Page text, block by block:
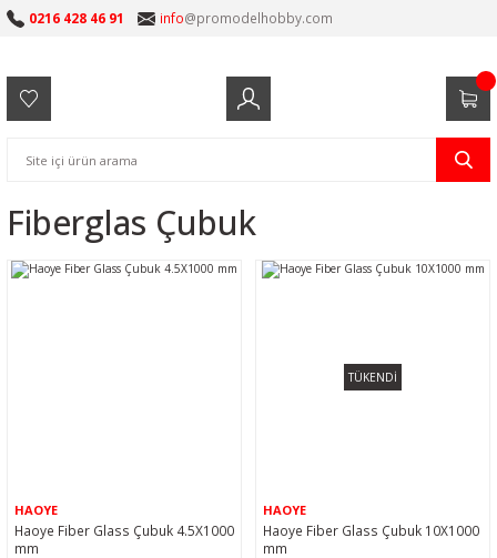
0216 428 46 91 info@promodelhobby.com
Fiberglas Çubuk
HAOYE
Haoye Fiber Glass Çubuk 4.5X1000
mm
TÜKENDİ
HAOYE
Haoye Fiber Glass Çubuk 10X1000
mm